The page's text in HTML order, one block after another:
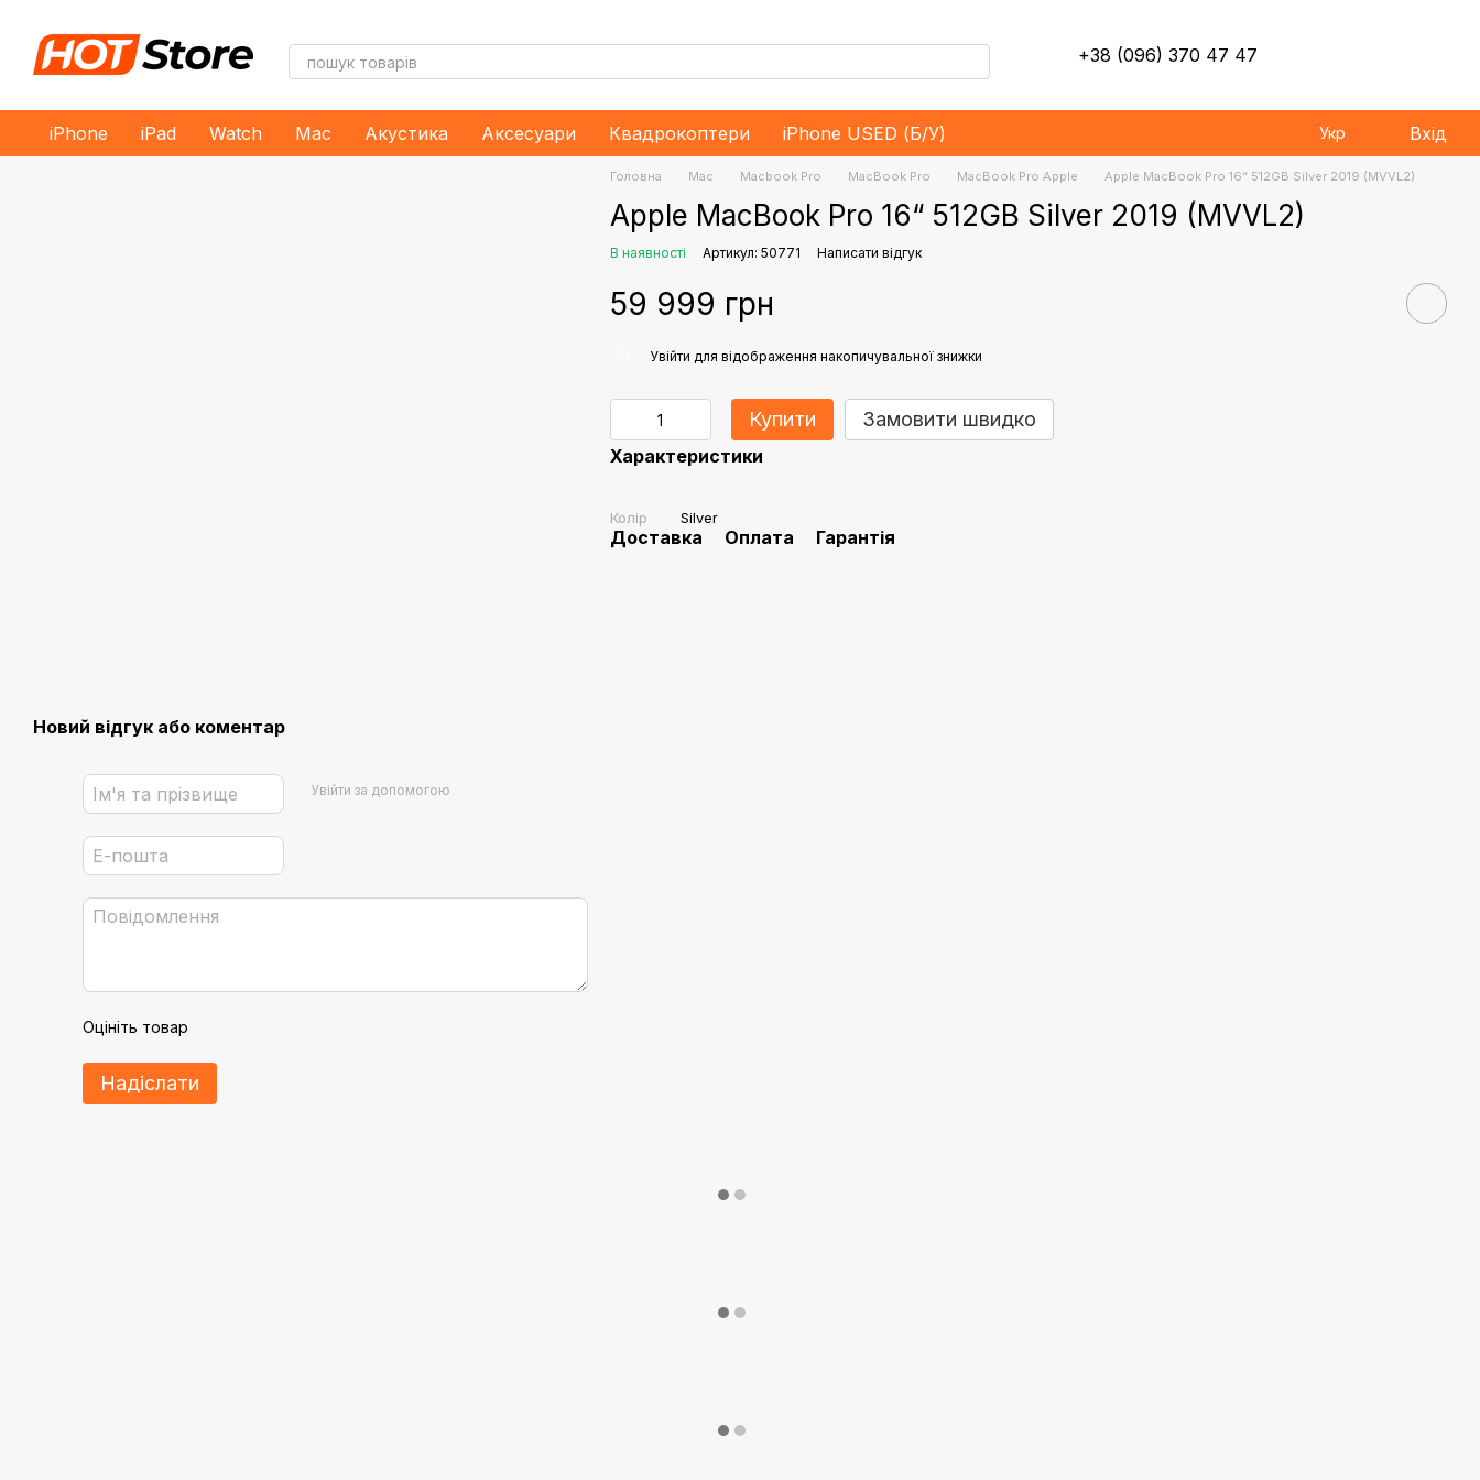
+38 (096) 370 47 47
iPhone iPad Watch Mac Акустика Аксесуари Квадрокоптери iPhone USED (Б/У) Укр Вхід
Новий відгук або коментар
Увійти за допомогою
Оцініть товар
Надіслати
Головна Mac Macbook Pro MacBook Pro MacBook Pro Apple Apple MacBook Pro 16“ 512GB Silver 2019 (MVVL2)
Apple MacBook Pro 16“ 512GB Silver 2019 (MVVL2)
В наявності Артикул: 50771 Написати відгук
59 999 грн
Увійти для відображення накопичувальної знижки
Купити Замовити швидко
Характеристики
Колір Silver
Доставка Оплата Гарантія